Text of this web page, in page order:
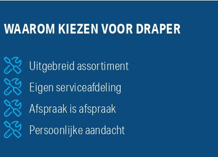
WAAROM KIEZEN VOOR DRAPER
Uitgebreid assortiment
Eigen serviceafdeling
Afspraak is afspraak
Persoonlijke aandacht